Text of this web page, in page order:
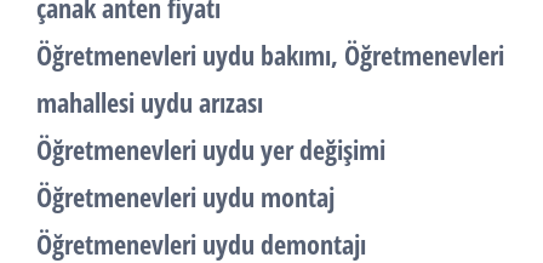
çanak anten fiyatı
Öğretmenevleri uydu bakımı, Öğretmenevleri
mahallesi uydu arızası
Öğretmenevleri uydu yer değişimi
Öğretmenevleri uydu montaj
Öğretmenevleri uydu demontajı